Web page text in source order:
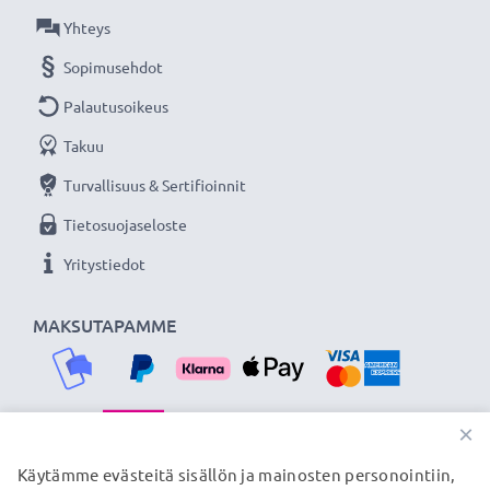
verkkokauppa, joka tarjoaa laadukkaita tuotteita, ja
siksi tarjoamme 36 kuukauden takuun!
MAKSUTAPAMME
Yhteys
Sopimusehdot
Palautusoikeus
Takuu
Turvallisuus & Sertifioinnit
Tietosuojaseloste
Yritystiedot
TOIMITUSKUMPPANIMME
×
Käytämme evästeitä sisällön ja mainosten personointiin,